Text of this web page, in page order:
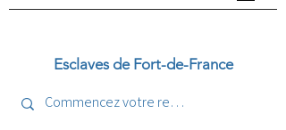
Esclaves de Fort-de-France